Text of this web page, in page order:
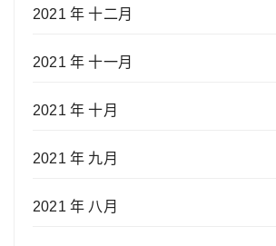
2021 年 十二月
2021 年 十一月
2021 年 十月
2021 年 九月
2021 年 八月